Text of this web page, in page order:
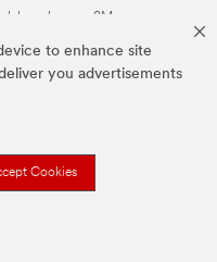
to enhance site
you advertisements
Cookies
van 3M.we